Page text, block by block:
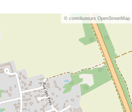
© contributeurs OpenStreetMap